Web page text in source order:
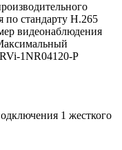
по стандарту H.265
видеонаблюдения
1NR04120-P
1 жесткого